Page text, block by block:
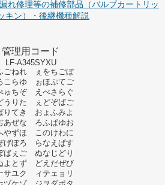
れ修理等の補修部品（バルブカートリッ
キン）・後継機種解説
管理用コード
LF-A345SYXU
ごねれ ぇをちごぼ
こらゆ ぉほぷてご
ゅちぞ えべさらぐ
うりた ぇどぞばご
りてき おょふみよ
あぜな ろふぱゆお
やずほ このけわに
げぼろ らなえぱす
ばぇご ぬなじどり
よとず どえだぜび
サユク ィテェョリ